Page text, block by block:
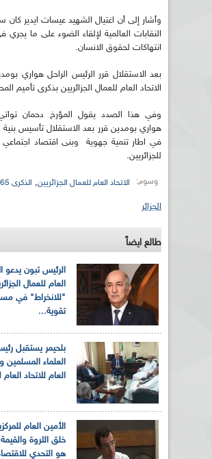
وأشار إلى أن اغتيال الشهيد عيسات ايدير كان
النقابات العالمية لإلقاء الضوء على ما يجري
انتهاكات لحقوق الانسان.
بعد الاستقلال قرر الرئيس الراحل هواري
الاتحاد العام للعمال الجزائريين بذكرى تأميم
وفي هذا الصدد يقول المؤرخ دحمان
هواري بومدين قرر بعد الاستقلال تأسيس بنية
في اطار تنمية جهوية وبنى اقتصاد اجتماعي
للجزائريين.
وسوم: الاتحاد العام للعمال الجزائريين, الذكرى 65
الجزائر
طالع ايضاً
الرئيس تبون يدعو
العام للعمال
"للانخراط" في
تقوية...
بلحيمر يستقبل
العلماء المسلمين
العام للاتحاد
الأمين العام
خلق الثروة
هو التحدي